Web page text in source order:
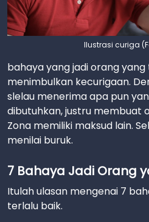
Ilustrasi curiga
bahaya yang jadi orang
menimbulkan kecurigaan.
slelau menerima apa pun
dibutuhkan, justru membuat
Zona memiliki maksud lain.
menilai buruk.
7 Bahaya Jadi Orang
Itulah ulasan mengenai 7
terlalu baik.